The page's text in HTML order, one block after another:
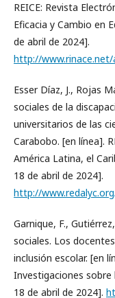
REICE: Revista
Eficacia y Cambio en
de abril de 2024].
http://
Esser Díaz, J., Rojas
sociales de la
universitarios de las
Carabobo. [en línea].
América Latina, el
18 de abril de 2024].
http://
Garnique, F.,
sociales. Los
inclusión escolar. [en
Investigaciones sobre
18 de abril de 2024].